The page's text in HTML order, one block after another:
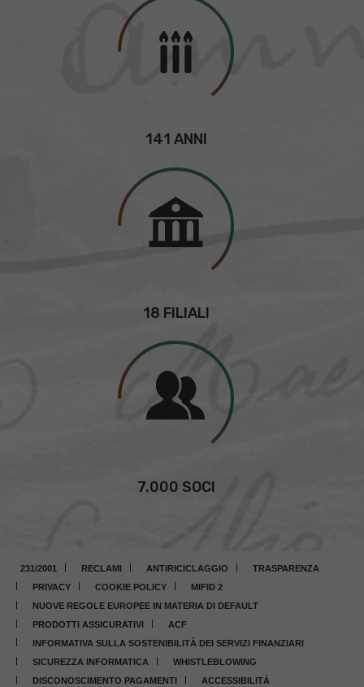
141 ANNI
18 FILIALI
7.000 SOCI
231/2001 RECLAMI ANTIRICICLAGGIO
TRASPARENZA
PRIVACY
COOKIE POLICY
MIFID 2
NUOVE REGOLE EUROPEE IN MATERIA DI DEFAULT
PRODOTTI ASSICURATIVI
ACF
INFORMATIVA SULLA SOSTENIBILITÀ DEI SERVIZI FINANZIARI
SICUREZZA INFORMATICA
WHISTLEBLOWING
DISCONOSCIMENTO PAGAMENTI
ACCESSIBILITÀ